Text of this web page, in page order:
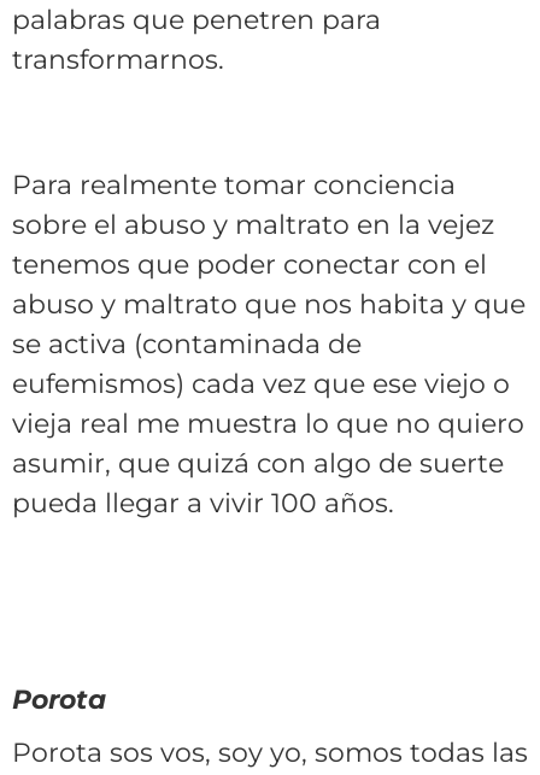
palabras que penetren para
transformarnos.
Para realmente tomar conciencia
sobre el abuso y maltrato en la vejez
tenemos que poder conectar con el
abuso y maltrato que nos habita y que
se activa (contaminada de
eufemismos) cada vez que ese viejo o
vieja real me muestra lo que no quiero
asumir, que quizá con algo de suerte
pueda llegar a vivir 100 años.
Porota
Porota sos vos, soy yo, somos todas las